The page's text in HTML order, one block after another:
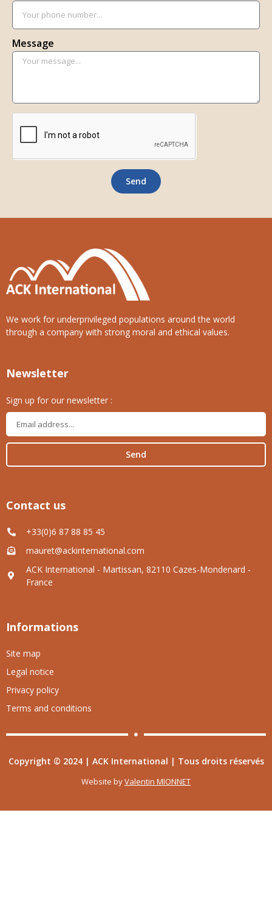
Message
Send
We work for underprivileged populations around the world
through a company with strong moral and ethical values.
Newsletter
Sign up for our newsletter :
Send
Contact us
+33(0)6 87 88 85 45
mauret@ackinternational.com
ACK International - Martissan, 82110 Cazes-Mondenard -
France
Informations
Site map
Legal notice
Privacy policy
Terms and conditions
Copyright © 2024 | ACK International | Tous droits réservés
Website byValentin MIONNET